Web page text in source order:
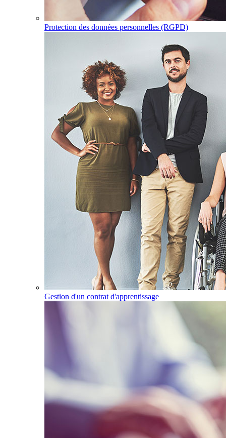
Protection des données personnelles (RGPD)
Gestion d'un contrat d'apprentissage